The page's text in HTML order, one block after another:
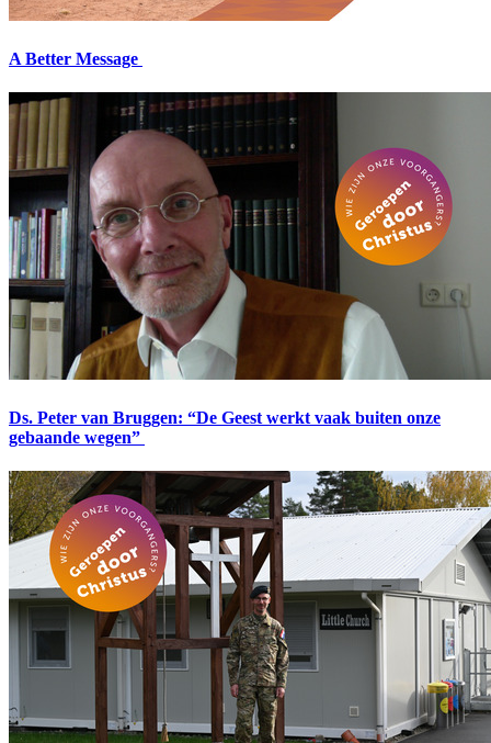
A Better Message
Ds. Peter van Bruggen: “De Geest werkt vaak buiten onze
gebaande wegen”